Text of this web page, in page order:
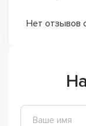
Нет отзывов